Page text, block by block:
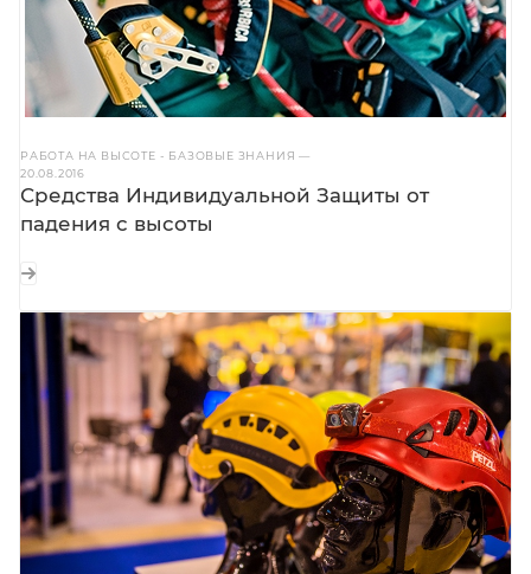
РАБОТА НА ВЫСОТЕ - БАЗОВЫЕ ЗНАНИЯ—
20.08.2016
Средства Индивидуальной Защиты от
падения с высоты